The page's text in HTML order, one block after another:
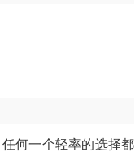
何一个轻率的选择都